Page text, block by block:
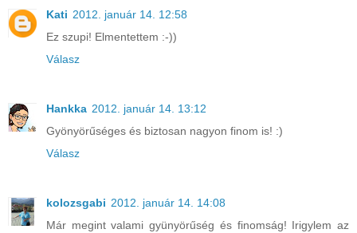
Kati 2012. január 14. 12:58
Ez szupi! Elmentettem :-))
Válasz
Hankka 2012. január 14. 13:12
Gyönyörűséges és biztosan nagyon finom is! :)
Válasz
kolozsgabi 2012. január 14. 14:08
Már megint valami gyünyörűség és finomság! Irigylem az